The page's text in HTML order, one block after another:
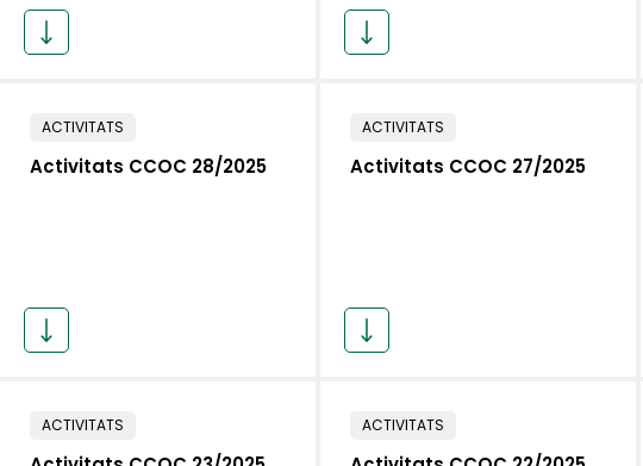
ACTIVITATS
Activitats CCOC 28/2025
ACTIVITATS
Activitats CCOC 27/2025
ACTIVITATS ACTIVITATS